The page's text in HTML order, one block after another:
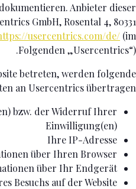
Anbieter dieser
GmbH, Rosental 4, 80331
usercentrics.com/de/ (im
Folgenden „Usercentrics“).
betreten, werden folgende
an Usercentrics übertragen:
bzw. der Widerruf Ihrer
Einwilligung(en)
Ihre IP-Adresse
über Ihren Browser
über Ihr Endgerät
Besuchs auf der Website